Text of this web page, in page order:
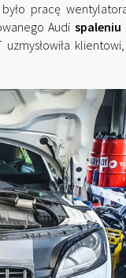
pracę
Audi spaleniu